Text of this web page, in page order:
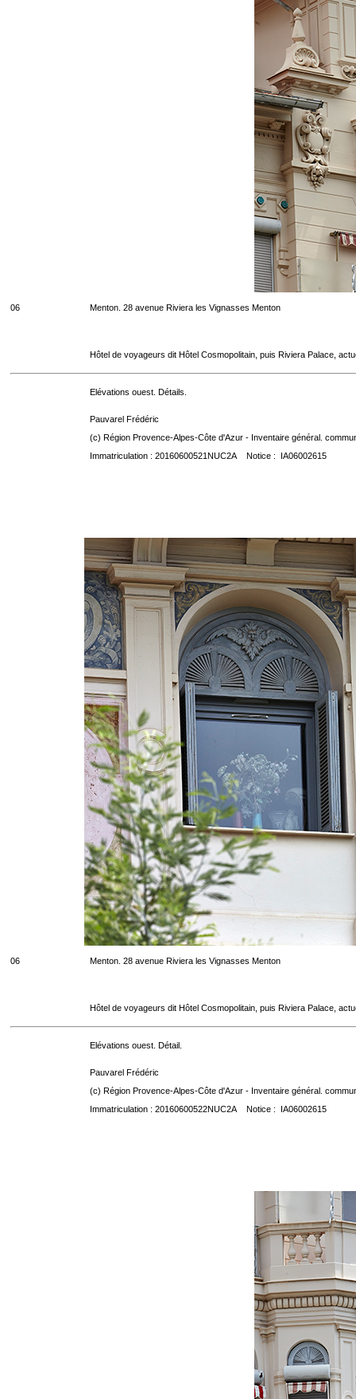
06 Menton. 28 avenue Riviera les Vignasses Menton
Hôtel de voyageurs dit Hôtel Cosmopolitain, puis Riviera Palace,
Elévations ouest. Détails.
Pauvarel Frédéric
(c) Région Provence-Alpes-Côte d'Azur - Inventaire général.
Immatriculation : 20160600521NUC2A Notice : IA06002615
06 Menton. 28 avenue Riviera les Vignasses Menton
Hôtel de voyageurs dit Hôtel Cosmopolitain, puis Riviera Palace,
Elévations ouest. Détail.
Pauvarel Frédéric
(c) Région Provence-Alpes-Côte d'Azur - Inventaire général.
Immatriculation : 20160600522NUC2A Notice : IA06002615